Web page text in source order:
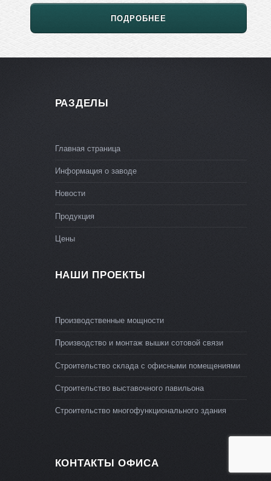
ПОДРОБНЕЕ
РАЗДЕЛЫ
Главная страница
Информация о заводе
Новости
Продукция
Цены
НАШИ ПРОЕКТЫ
Производственные мощности
Производство и монтаж вышки сотовой связи
Строительство склада с офисными помещениями
Строительство выставочного павильона
Строительство многофункционального здания
КОНТАКТЫ ОФИСА